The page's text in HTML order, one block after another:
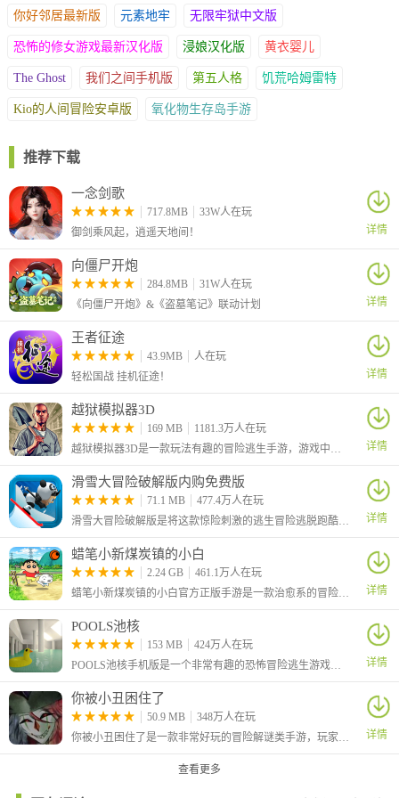
你好邻居最新版 元素地牢 无限牢狱中文版
恐怖的修女游戏最新汉化版 浸娘汉化版 黄衣婴儿
The Ghost 我们之间手机版 第五人格 饥荒哈姆雷特
Kio的人间冒险安卓版 氧化物生存岛手游
推荐下载
一念剑歌
717.8MB
33W人在玩
御剑乘风起，逍遥天地间！
详情
向僵尸开炮
284.8MB
31W人在玩
《向僵尸开炮》&《盗墓笔记》联动计划
详情
王者征途
43.9MB
人在玩
轻松国战 挂机征途！
详情
越狱模拟器3D
169 MB
1181.3万人在玩
越狱模拟器3D是一款玩法有趣的冒险逃生手游，游戏中我们需要逃离这个监狱，你需要的就是在地板下面挖洞，我们需要耐心和缜密的计划，为了不让警惕的守卫发现我们的越狱计划，我们需要合理安排自己的时间，让我们来通过自己的努力来越狱吧！
详情
滑雪大冒险破解版内购免费版
71.1 MB
477.4万人在玩
滑雪大冒险破解版是将这款惊险刺激的逃生冒险逃脱跑酷手游进行完美破解的版本，无限金币无限钻石免费获得，并且全地图自动解锁。
详情
蜡笔小新煤炭镇的小白
2.24 GB
461.1万人在玩
蜡笔小新煤炭镇的小白官方正版手游是一款治愈系的冒险手游，在其中讲述小心和爱犬小白一起来到神秘小镇的故事。在游戏中你将体验非常多的游戏玩法内容，包括捉虫、送报、拍照等等。
详情
POOLS池核
153 MB
424万人在玩
POOLS池核手机版是一个非常有趣的恐怖冒险逃生游戏，为玩家创造了一个诡异诡异的密室场景，以心理恐怖为主要玩法，玩家需要在安静诡异到让人感到恐怖的池核迷宫中行走
详情
你被小丑困住了
50.9 MB
348万人在玩
你被小丑困住了是一款非常好玩的冒险解谜类手游，玩家在游戏中可以见到许多的小丑，他们有的狡诈，也有的温和，但是无一例外都没有一个正常的，你需要和他们展开智力的较量，寻找属于自己的生路。
详情
查看更多